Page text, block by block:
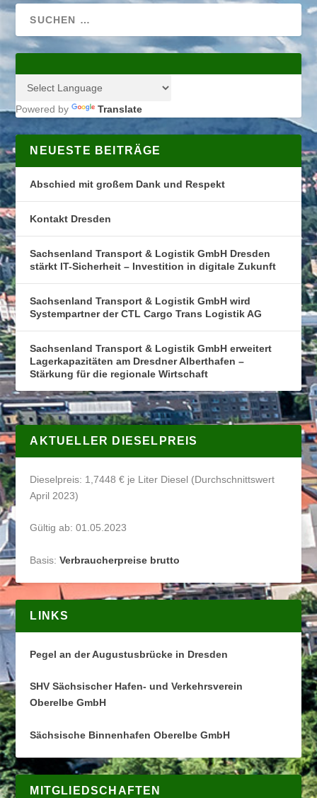
Powered by Translate
NEUESTE BEITRÄGE
Abschied mit großem Dank und Respekt
Kontakt Dresden
Sachsenland Transport & Logistik GmbH Dresden
stärkt IT-Sicherheit – Investition in digitale Zukunft
Sachsenland Transport & Logistik GmbH wird
Systempartner der CTL Cargo Trans Logistik AG
Sachsenland Transport & Logistik GmbH erweitert
Lagerkapazitäten am Dresdner Alberthafen –
Stärkung für die regionale Wirtschaft
AKTUELLER DIESELPREIS
Dieselpreis: 1,7448 € je Liter Diesel (Durchschnittswert
April 2023)
Gültig ab: 01.05.2023
Basis:Verbraucherpreise brutto
LINKS
Pegel an der Augustusbrücke in Dresden
SHV Sächsischer Hafen- und Verkehrsverein
Oberelbe GmbH
Sächsische Binnenhafen Oberelbe GmbH
MITGLIEDSCHAFTEN